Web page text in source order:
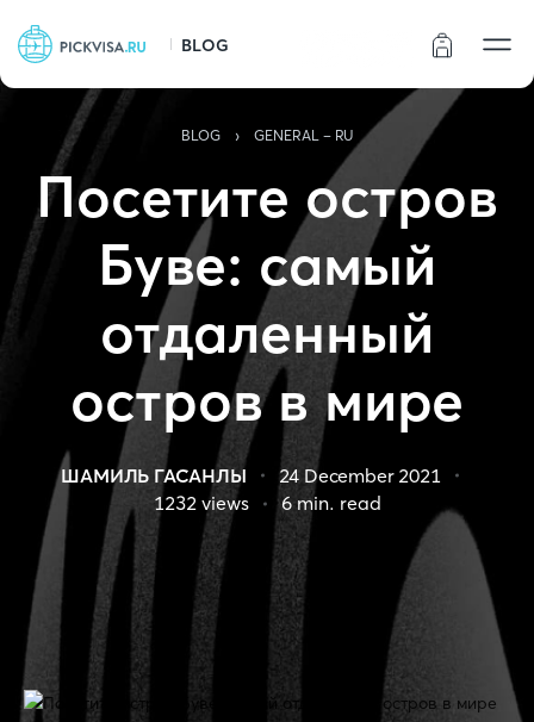
BLOG
BLOG › GENERAL - RU
Посетите остров
Буве: самый
отдаленный
остров в мире
ШАМИЛЬ ГАСАНЛЫ
24 December 2021
1232views 6min. read